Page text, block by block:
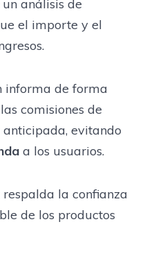
análisis de
el importe y el
informa de forma
comisiones de
evitando
a los usuarios.
la confianza
de los productos